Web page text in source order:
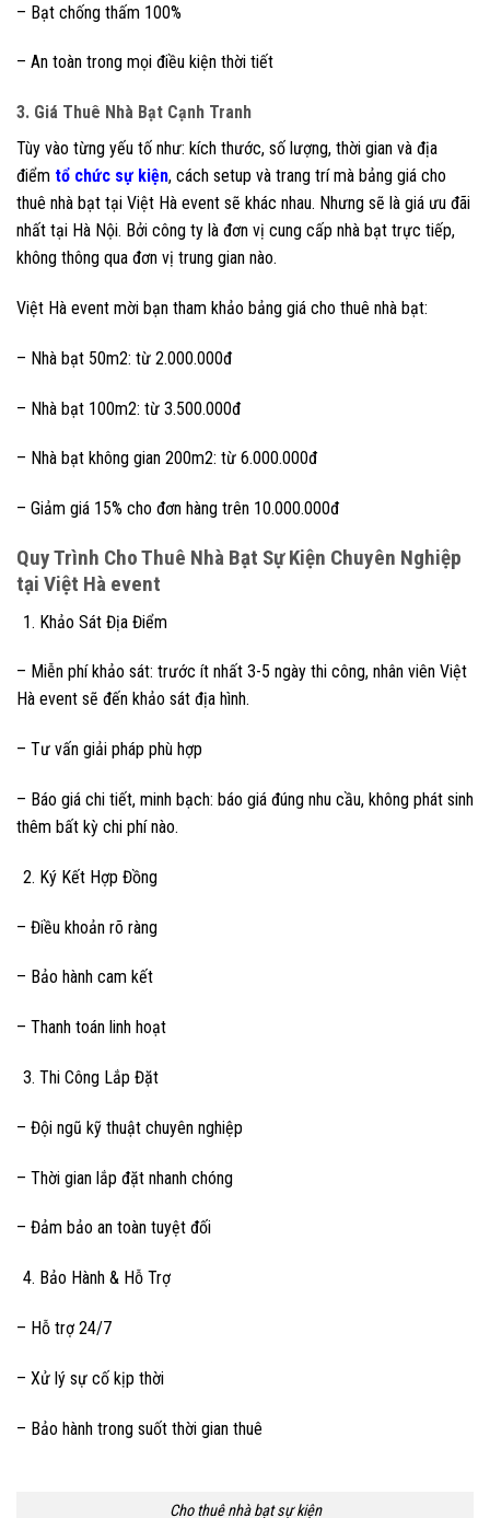
– Bạt chống thấm 100%
– An toàn trong mọi điều kiện thời tiết
3. Giá Thuê Nhà Bạt Cạnh Tranh
Tùy vào từng yếu tố như: kích thước, số lượng, thời gian và địa
điểm tổ chức sự kiện, cách setup và trang trí mà bảng giá cho
thuê nhà bạt tại Việt Hà event sẽ khác nhau. Nhưng sẽ là giá ưu đãi
nhất tại Hà Nội. Bởi công ty là đơn vị cung cấp nhà bạt trực tiếp,
không thông qua đơn vị trung gian nào.
Việt Hà event mời bạn tham khảo bảng giá cho thuê nhà bạt:
– Nhà bạt 50m2: từ 2.000.000đ
– Nhà bạt 100m2: từ 3.500.000đ
– Nhà bạt không gian 200m2: từ 6.000.000đ
– Giảm giá 15% cho đơn hàng trên 10.000.000đ
Quy Trình Cho Thuê Nhà Bạt Sự Kiện Chuyên Nghiệp
tại Việt Hà event
Khảo Sát Địa Điểm
– Miễn phí khảo sát: trước ít nhất 3-5 ngày thi công, nhân viên Việt
Hà event sẽ đến khảo sát địa hình.
– Tư vấn giải pháp phù hợp
– Báo giá chi tiết, minh bạch: báo giá đúng nhu cầu, không phát sinh
thêm bất kỳ chi phí nào.
Ký Kết Hợp Đồng
– Điều khoản rõ ràng
– Bảo hành cam kết
– Thanh toán linh hoạt
Thi Công Lắp Đặt
– Đội ngũ kỹ thuật chuyên nghiệp
– Thời gian lắp đặt nhanh chóng
– Đảm bảo an toàn tuyệt đối
Bảo Hành & Hỗ Trợ
– Hỗ trợ 24/7
– Xử lý sự cố kịp thời
– Bảo hành trong suốt thời gian thuê
Cho thuê nhà bạt sự kiện